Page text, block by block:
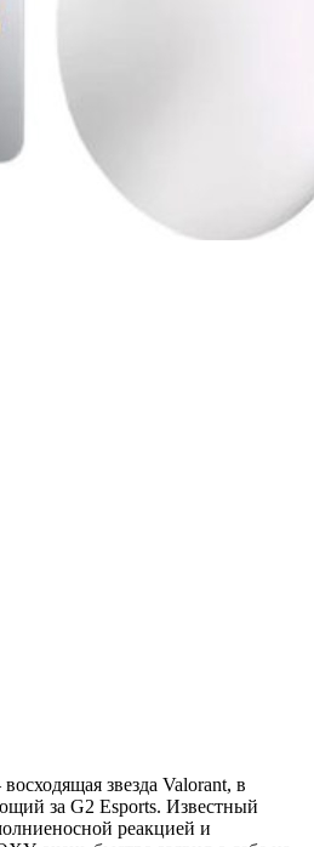
звезда Valorant, в
за G2 Esports. Известный
реакцией и